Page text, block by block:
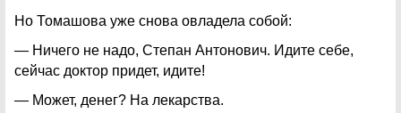
Но Томашова уже снова овладела собой:
— Ничего не надо, Степан Антонович. Идите себе,
сейчас доктор придет, идите!
— Может, денег? На лекарства.